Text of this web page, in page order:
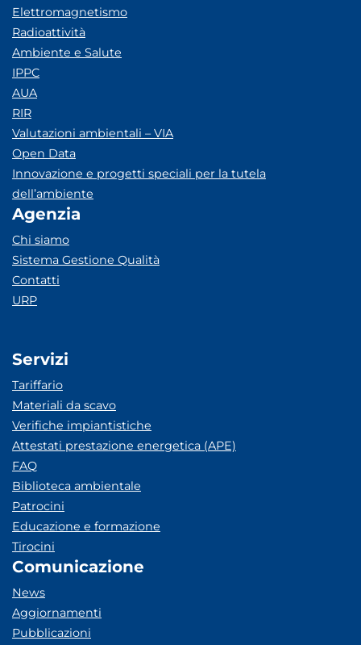
Elettromagnetismo
Radioattività
Ambiente e Salute
IPPC
AUA
RIR
Valutazioni ambientali – VIA
Open Data
Innovazione e progetti speciali per la tutela
dell’ambiente
Agenzia
Chi siamo
Sistema Gestione Qualità
Contatti
URP
Servizi
Tariffario
Materiali da scavo
Verifiche impiantistiche
Attestati prestazione energetica (APE)
FAQ
Biblioteca ambientale
Patrocini
Educazione e formazione
Tirocini
Comunicazione
News
Aggiornamenti
Pubblicazioni